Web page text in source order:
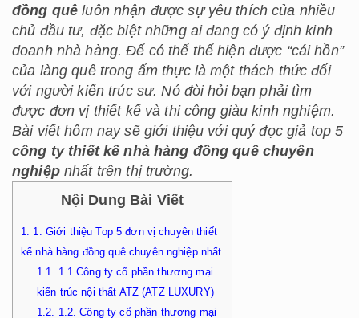
đồng quê luôn nhận được sự yêu thích của nhiều
chủ đầu tư, đặc biệt những ai đang có ý định kinh
doanh nhà hàng. Để có thể thể hiện được “cái hồn”
của làng quê trong ẩm thực là một thách thức đối
với người kiến trúc sư. Nó đòi hỏi bạn phải tìm
được đơn vị thiết kế và thi công giàu kinh nghiệm.
Bài viết hôm nay sẽ giới thiệu với quý đọc giả top 5
công ty thiết kế nhà hàng đồng quê chuyên
nghiệpnhất trên thị trường.
Nội Dung Bài Viết
1.
1. Giới thiệu Top 5 đơn vị chuyên thiết
kế nhà hàng đồng quê chuyên nghiệp nhất
1.1.
1.1.Công ty cổ phần thương mại
kiến trúc nội thất ATZ (ATZ LUXURY)
1.2.
1.2. Công ty cổ phần thương mại